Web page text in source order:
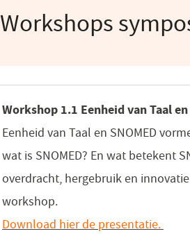
Workshops
Workshop 1.1 Eenheid van Taal
Eenheid van Taal en SNOMED
wat is SNOMED? En wat betekent
overdracht, hergebruik en
workshop.
Download hier de presentatie.